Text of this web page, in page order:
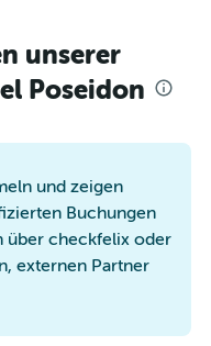
unserer
Poseidon
und zeigen
Buchungen
über checkfelix oder
externen Partner